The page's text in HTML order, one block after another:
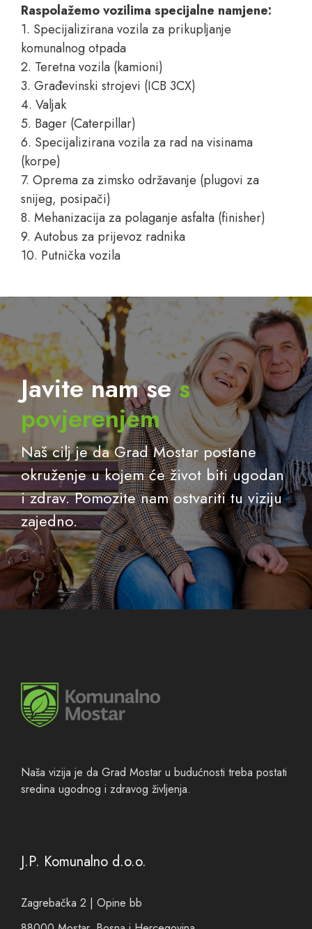
Raspolažemo vozilima specijalne namjene:
1. Specijalizirana vozila za prikupljanje
komunalnog otpada
2. Teretna vozila (kamioni)
3. Građevinski strojevi (ICB 3CX)
4. Valjak
5. Bager (Caterpillar)
6. Specijalizirana vozila za rad na visinama
(korpe)
7. Oprema za zimsko održavanje (plugovi za
snijeg, posipači)
8. Mehanizacija za polaganje asfalta (finisher)
9. Autobus za prijevoz radnika
10. Putnička vozila
Javite nam ses
povjerenjem
Naš cilj je da Grad Mostar postane
okruženje u kojem će život biti ugodan
i zdrav. Pomozite nam ostvariti tu viziju
zajedno.
Naša vizija je da Grad Mostar u budućnosti treba postati
sredina ugodnog i zdravog življenja.
J.P. Komunalno d.o.o.
Zagrebačka 2 | Opine bb